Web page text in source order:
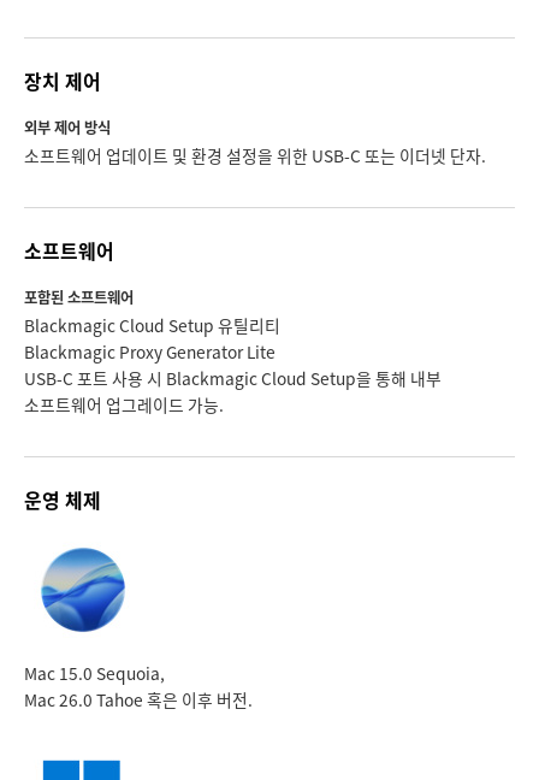
장치 제어
외부 제어 방식
소프트웨어 업데이트 및 환경 설정을 위한 USB-C 또는 이더넷 단자.
소프트웨어
포함된 소프트웨어
Blackmagic Cloud Setup 유틸리티
Blackmagic Proxy Generator Lite
USB-C 포트 사용 시 Blackmagic Cloud Setup을 통해 내부
소프트웨어 업그레이드 가능.
운영 체제
Mac 15.0 Sequoia,
Mac 26.0 Tahoe 혹은 이후 버전.